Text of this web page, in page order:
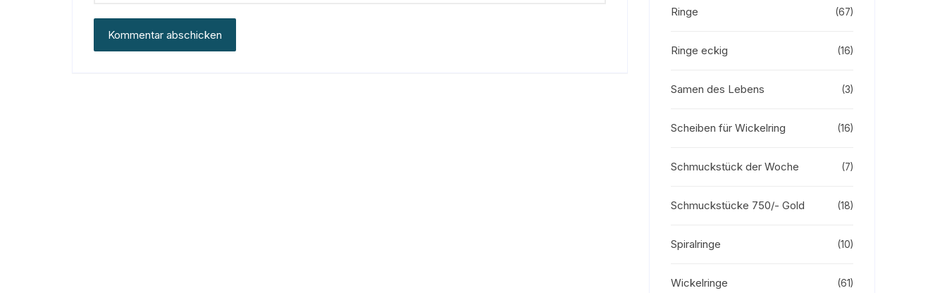
Ringe (67)
Ringe eckig (16)
Samen des Lebens (3)
Scheiben für Wickelring (16)
Schmuckstück der Woche (7)
Schmuckstücke 750/- Gold (18)
Spiralringe (10)
Wickelringe (61)